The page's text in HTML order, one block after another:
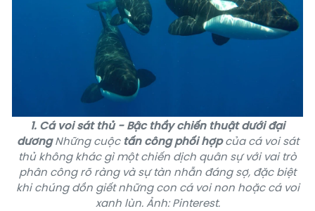
1. Cá voi sát thủ - Bậc thầy chiến thuật dưới đại
dươngNhững cuộc tấn công phối hợpcủa cá voi sát
thủ không khác gì một chiến dịch quân sự với vai trò
phân công rõ ràng và sự tàn nhẫn đáng sợ, đặc biệt
khi chúng dồn giết những con cá voi non hoặc cá voi
xanh lùn. Ảnh: Pinterest.